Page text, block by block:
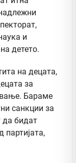
и
детето.
на децата,
за
Бараме
санкции за
да бидат
партијата,